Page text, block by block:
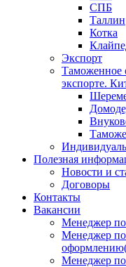
СПБ
Таллин
Котка
Экспорт
Таможенное
экспорте.
Полезная
Новости и
Договоры
Контакты
Вакансии
Менеджер по
Менеджер
Менеджер